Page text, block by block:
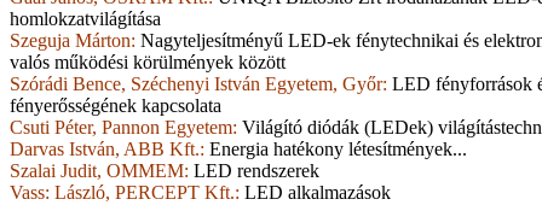
homlokzatvilágítása
Szeguja Márton: Nagyteljesítményű LED-ek fénytechnikai és
valós működési körülmények között
Szórádi Bence, Széchenyi István Egyetem, Győr: LED fényforrások
fényerősségének kapcsolata
Csuti Péter, Pannon Egyetem: Világító diódák (LEDek)
Darvas István, ABB Kft.: Energia hatékony létesítmények...
Szalai Judit, OMMEM: LED rendszerek
Vass: László, PERCEPT Kft.: LED alkalmazások